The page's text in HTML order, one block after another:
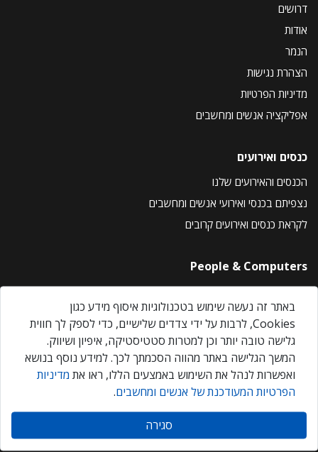
דרושים
אודות
הנמר
הצהרת נגישות
מדיניות הפרטיות
אפליקציה אנשים ומחשבים
כנסים ואירועים
הכנסים והאירועים שלנו
נצפיתם בכנסי ואירועי אנשים ומחשבים
לקראת כנסים ואירועים קרובים
People & Computers
About Us
Privacy Policy
Contact Us
Our Events
אנשים ומחשבים © 2026 – כל הזכויות שמורות
באתר זה נעשה שימוש בטכנולוגיות איסוף מידע כגון
Cookies, לרבות על ידי צדדים שלישיים, כדי לספק לך חווית
גלישה טובה יותר וכן למטרות סטטיסטיקה, איפיון ושיווק.
המשך הגלישה באתר מהווה הסכמתך לכך. למידע נוסף בנושא
ואפשרות לנהל את השימוש באמצעים הללו, ראו את מדיניות
הפרטיות המעודכנת של אנשים ומחשבים.
סגירה